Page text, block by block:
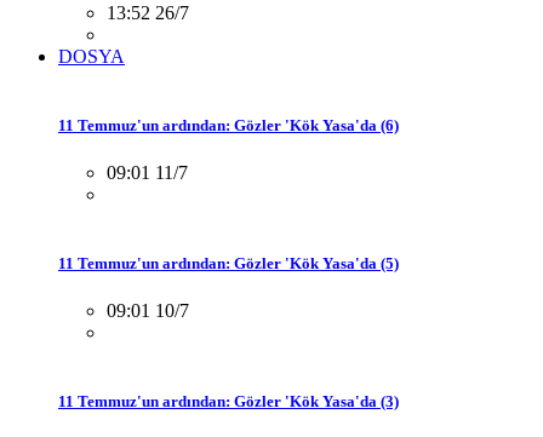
13:52 26/7
DOSYA
11 Temmuz'un ardından: Gözler 'Kök Yasa'da (6)
09:01 11/7
11 Temmuz'un ardından: Gözler 'Kök Yasa'da (5)
09:01 10/7
11 Temmuz'un ardından: Gözler 'Kök Yasa'da (3)